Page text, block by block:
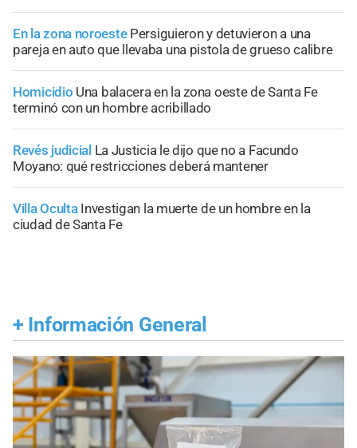
En la zona noroeste Persiguieron y detuvieron a una
pareja en auto que llevaba una pistola de grueso calibre
Homicidio Una balacera en la zona oeste de Santa Fe
terminó con un hombre acribillado
Revés judicial La Justicia le dijo que no a Facundo
Moyano: qué restricciones deberá mantener
Villa Oculta Investigan la muerte de un hombre en la
ciudad de Santa Fe
+ Información General